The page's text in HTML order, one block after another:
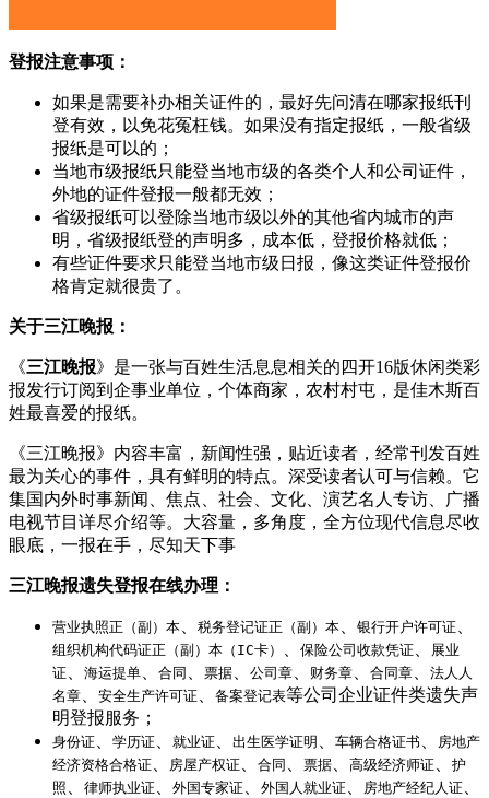
登报注意事项：
如果是需要补办相关证件的，最好先问清在哪家报纸刊
登有效，以免花冤枉钱。如果没有指定报纸，一般省级
报纸是可以的；
当地市级报纸只能登当地市级的各类个人和公司证件，
外地的证件登报一般都无效；
省级报纸可以登除当地市级以外的其他省内城市的声
明，省级报纸登的声明多，成本低，登报价格就低；
有些证件要求只能登当地市级日报，像这类证件登报价
格肯定就很贵了。
关于三江晚报：
《三江晚报》是一张与百姓生活息息相关的四开16版休闲类彩
报发行订阅到企事业单位，个体商家，农村村屯，是佳木斯百
姓最喜爱的报纸。
《三江晚报》内容丰富，新闻性强，贴近读者，经常刊发百姓
最为关心的事件，具有鲜明的特点。深受读者认可与信赖。它
集国内外时事新闻、焦点、社会、文化、演艺名人专访、广播
电视节目详尽介绍等。大容量，多角度，全方位现代信息尽收
眼底，一报在手，尽知天下事
三江晚报遗失登报在线办理：
营业执照正（副）本 税务登记证正（副）本 银行开户许可证
组织机构代码证正（副）本（IC卡） 保险公司收款凭证
展业
证
海运提单 合同 票据 公司章 财务章 合同章
法人人
名章
安全生产许可证 备案登记表等公司企业证件类遗失声
明登报服务；
身份证 学历证 就业证 出生医学证明 车辆合格证书
房地产
经济资格合格证
房屋产权证 合同 票据 高级经济师证
护
照
律师执业证 外国专家证 外国人就业证 房地产经纪人证